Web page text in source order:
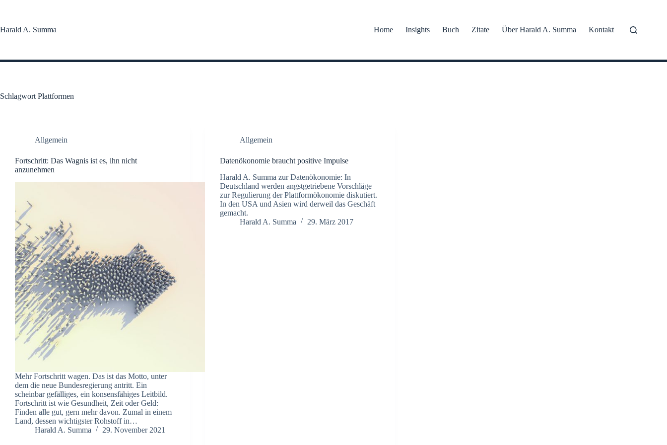
Harald A. Summa
Home Insights Buch Zitate Über Harald A. Summa Kontakt
Schlagwort Plattformen
Allgemein
Fortschritt: Das Wagnis ist es, ihn nicht
anzunehmen
Mehr Fortschritt wagen. Das ist das Motto, unter
dem die neue Bundesregierung antritt. Ein
scheinbar gefälliges, ein konsensfähiges Leitbild.
Fortschritt ist wie Gesundheit, Zeit oder Geld:
Finden alle gut, gern mehr davon. Zumal in einem
Land, dessen wichtigster Rohstoff in…
Harald A. Summa
29. November 2021
Allgemein
Datenökonomie braucht positive Impulse
Harald A. Summa zur Datenökonomie: In
Deutschland werden angstgetriebene Vorschläge
zur Regulierung der Plattformökonomie diskutiert.
In den USA und Asien wird derweil das Geschäft
gemacht.
Harald A. Summa
29. März 2017